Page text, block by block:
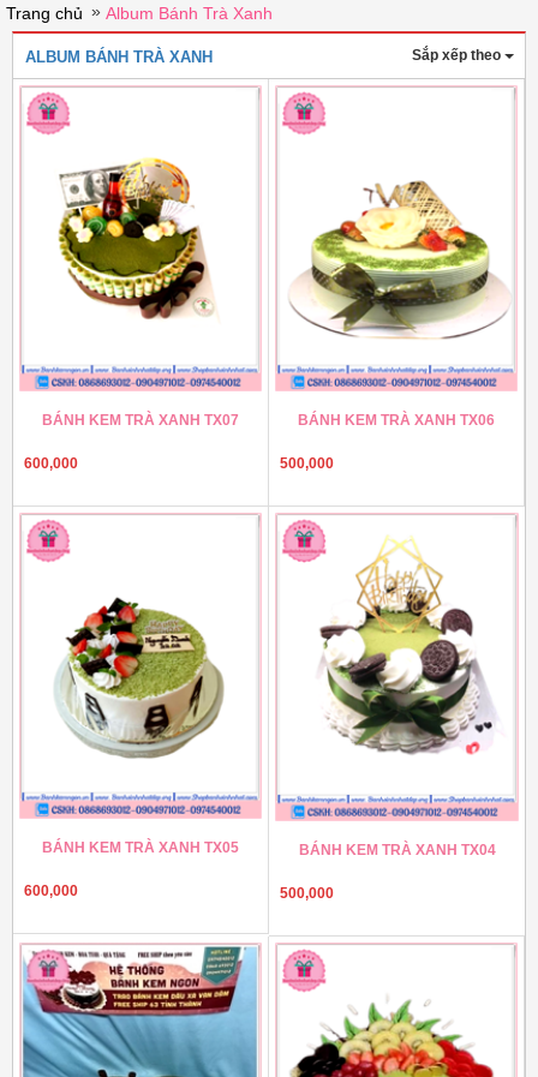
Trang chủ » Album Bánh Trà Xanh
ALBUM BÁNH TRÀ XANH Sắp xếp theo
BÁNH KEM TRÀ XANH TX07
600,000
BÁNH KEM TRÀ XANH TX06
500,000
BÁNH KEM TRÀ XANH TX05
600,000
BÁNH KEM TRÀ XANH TX04
500,000